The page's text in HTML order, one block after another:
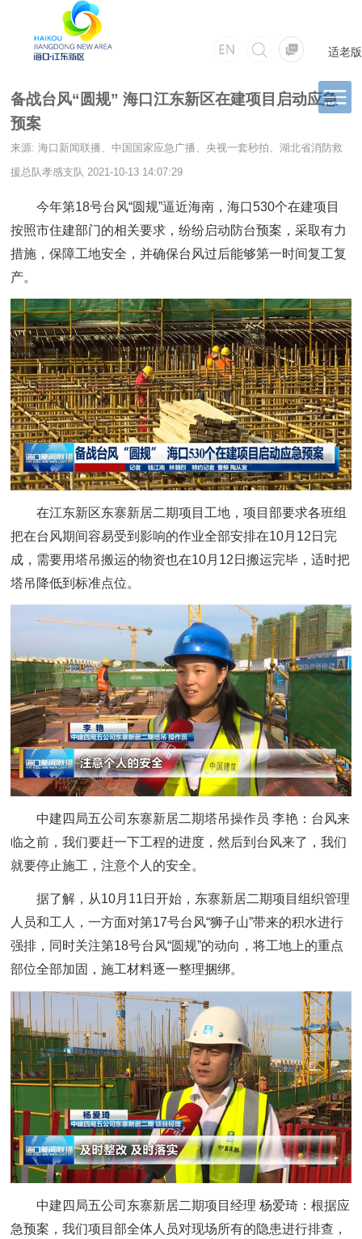
适老版
备战台风“圆规” 海口江东新区在建项目启动应急
预案
来源: 海口新闻联播、中国国家应急广播、央视一套秒拍、湖北省消防救
援总队孝感支队 2021-10-13 14:07:29
今年第18号台风“圆规”逼近海南，海口530个在建项目
按照市住建部门的相关要求，纷纷启动防台预案，采取有力
措施，保障工地安全，并确保台风过后能够第一时间复工复
产。
在江东新区东寨新居二期项目工地，项目部要求各班组
把在台风期间容易受到影响的作业全部安排在10月12日完
成，需要用塔吊搬运的物资也在10月12日搬运完毕，适时把
塔吊降低到标准点位。
中建四局五公司东寨新居二期塔吊操作员 李艳： 台风来
临之前，我们要赶一下工程的进度，然后到台风来了，我们
就要停止施工，注意个人的安全。
据了解，从10月11日开始，东寨新居二期项目组织管理
人员和工人，一方面对第17号台风“狮子山”带来的积水进行
强排，同时关注第18号台风“圆规”的动向，将工地上的重点
部位全部加固，施工材料逐一整理捆绑。
中建四局五公司东寨新居二期项目经理 杨爱琦：根据应
急预案，我们项目部全体人员对现场所有的隐患进行排查，